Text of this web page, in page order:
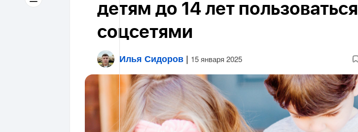
детям до 14 лет пользоваться
соцсетями
Илья Сидоров | 15 января 2025